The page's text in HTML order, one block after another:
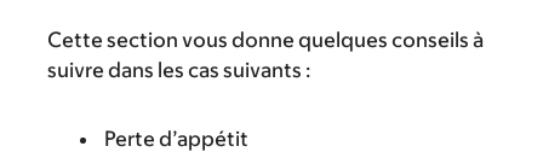
Cette section vous donne quelques conseils à
suivre dans les cas suivants :
Perte d’appétit